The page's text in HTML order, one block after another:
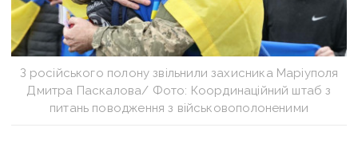
З російського полону звільнили захисника Маріуполя
Дмитра Паскалова/ Фото: Координаційний штаб з
питань поводження з військовополоненими